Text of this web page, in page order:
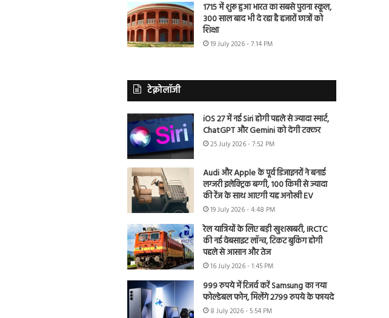
1715 में शुरू हुआ भारत का सबसे पुराना स्कूल,
300 साल बाद भी दे रहा है हजारों छात्रों को
शिक्षा
19 July 2026 - 7:14 PM
टेक्नोलॉजी
iOS 27 में नई Siri होगी पहले से ज्यादा स्मार्ट,
ChatGPT और Gemini को देगी टक्कर
25 July 2026 - 7:52 PM
Audi और Apple के पूर्व डिजाइनरों ने बनाई
लग्जरी इलेक्ट्रिक बग्गी, 100 किमी से ज्यादा
की रेंज के साथ आएगी यह अनोखी EV
19 July 2026 - 4:48 PM
रेल यात्रियों के लिए बड़ी खुशखबरी, IRCTC
की नई वेबसाइट लॉन्च, टिकट बुकिंग होगी
पहले से आसान और तेज
16 July 2026 - 1:45 PM
999 रुपये में रिजर्व करें Samsung का नया
फोल्डेबल फोन, मिलेंगे 2799 रुपये के फायदे
8 July 2026 - 5:54 PM